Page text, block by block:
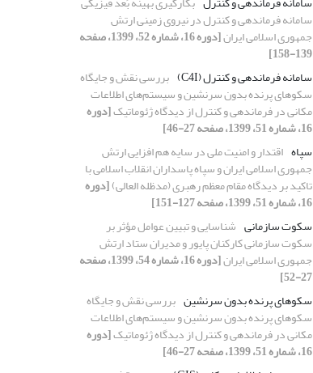
سامانه فرماندهی و کنترل در نیروی زمینی ارتش
جمهوری اسلامی ایران [دوره 16، شماره 52، 1399، صفحه
139-158]
سامانه‌ فرماندهی و کنترل (C4I)
بررسی نقش و جایگاه
سکوهای پرنده بدون سرنشین و سیستم‌های‌ اطلاعات
مکانی در فرماندهی و کنترل از دیدگاه ژئوماتیک[دوره
16، شماره 51، 1399، صفحه 27-46]
سپاه اقتدار و امنیت ملی در سایه هم افزایی ارتش
جمهوری اسلامی ایران و سپاه پاسداران انقلاب اسلامی با
تاکید بر دیدگاه مقام معظم رهبری (مدظله العالی)[دوره
16، شماره 51، 1399، صفحه 127-151]
سکوت سازمانی شناسایی و تبیین عوامل مؤثر بر
سکوت سازمانی کارکنان پایور و مدیران ستاد ارتش
جمهوری اسلامی ایران [دوره 16، شماره 54، 1399، صفحه
27-52]
سکوهای پرنده بدون سرنشین بررسی نقش و جایگاه
سکوهای پرنده بدون سرنشین و سیستم‌های‌ اطلاعات
مکانی در فرماندهی و کنترل از دیدگاه ژئوماتیک[دوره
16، شماره 51، 1399، صفحه 27-46]